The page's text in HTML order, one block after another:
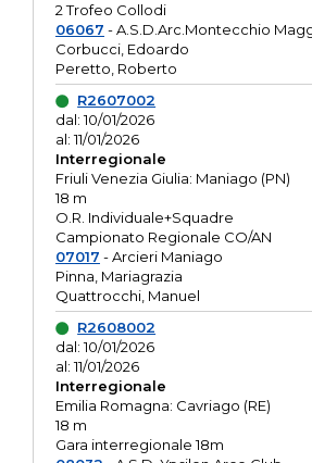
2 Trofeo Collodi
06067 - A.S.D.Arc.Montecchio
Corbucci, Edoardo
Peretto, Roberto
R2607002
dal: 10/01/2026
al: 11/01/2026
Interregionale
Friuli Venezia Giulia: Maniago (PN)
18 m
O.R. Individuale+Squadre
Campionato Regionale CO/AN
07017 - Arcieri Maniago
Pinna, Mariagrazia
Quattrocchi, Manuel
R2608002
dal: 10/01/2026
al: 11/01/2026
Interregionale
Emilia Romagna: Cavriago (RE)
18 m
Gara interregionale 18m